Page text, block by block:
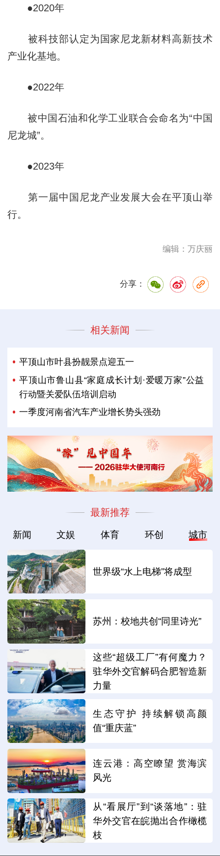
●2020年
被科技部认定为国家尼龙新材料高新技术
产业化基地。
●2022年
被中国石油和化学工业联合会命名为“中国
尼龙城”。
●2023年
第一届中国尼龙产业发展大会在平顶山举
行。
编辑：万庆丽
分享：
相关新闻
平顶山市叶县扮靓景点迎五一
平顶山市鲁山县“家庭成长计划·爱暖万家”公益
行动暨关爱队伍培训启动
一季度河南省汽车产业增长势头强劲
最新推荐
新闻 文娱 体育 环创 城市
世界级“水上电梯”将成型
苏州：校地共创“同里诗光”
这些“超级工厂”有何魔力？
驻华外交官解码合肥智造新
力量
生态守护 持续解锁高颜
值“重庆蓝”
连云港：高空瞭望 赏海滨
风光
从“看展厅”到“谈落地”：驻
华外交官在皖抛出合作橄榄
枝